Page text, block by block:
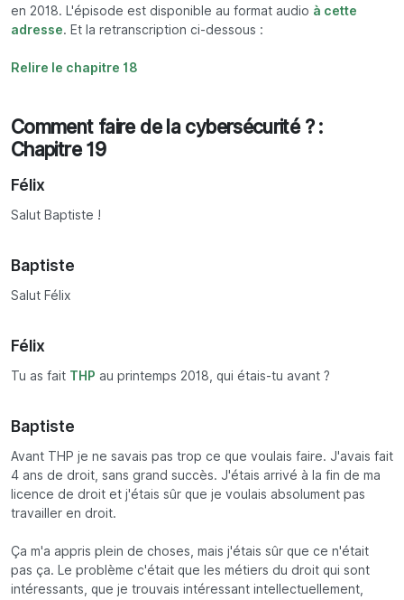
en 2018. L'épisode est disponible au format audio à cette
adresse. Et la retranscription ci-dessous :
Relire le chapitre 18
Comment faire de la cybersécurité ? :
Chapitre 19
Félix
Salut Baptiste !
Baptiste
Salut Félix
Félix
Tu as fait THP au printemps 2018, qui étais-tu avant ?
Baptiste
Avant THP je ne savais pas trop ce que voulais faire. J'avais fait
4 ans de droit, sans grand succès. J'étais arrivé à la fin de ma
licence de droit et j'étais sûr que je voulais absolument pas
travailler en droit.
Ça m'a appris plein de choses, mais j'étais sûr que ce n'était
pas ça. Le problème c'était que les métiers du droit qui sont
intéressants, que je trouvais intéressant intellectuellement,